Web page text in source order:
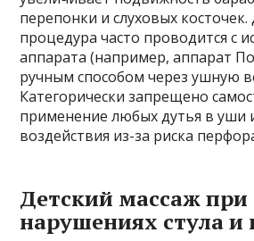
перепонки и слуховых косточек.
процедура часто проводится с
аппарата (например, аппарат
ручным способом через ушную
Категорически запрещено
применение любых дутья в уши
воздействия из-за риска
Детский массаж при
нарушениях стула и